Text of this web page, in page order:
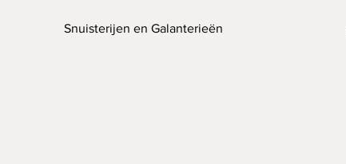
Snuisterijen en Galanterieën